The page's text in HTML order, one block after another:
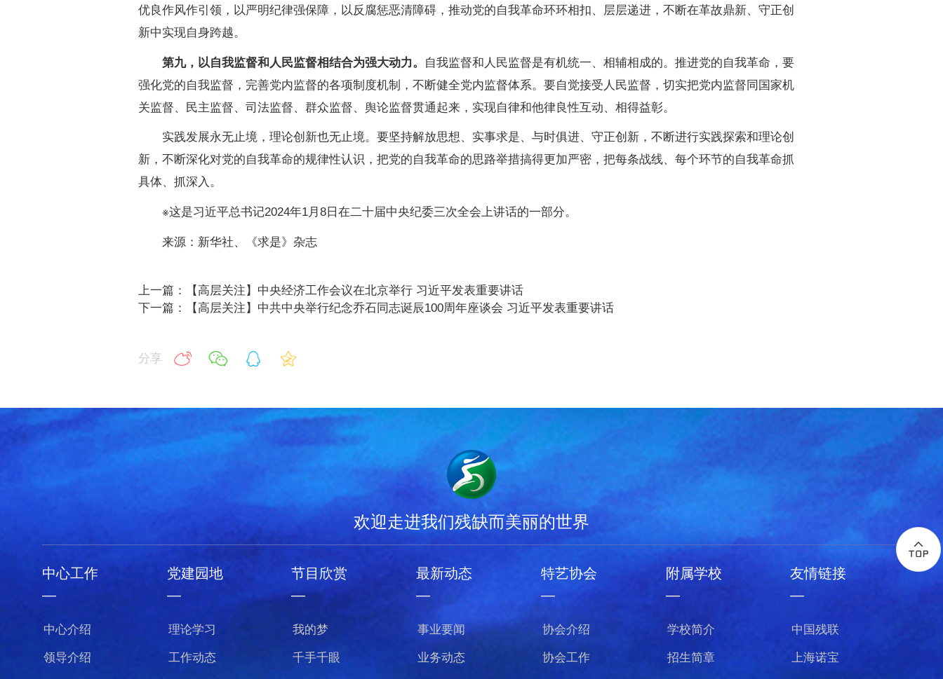
优良作风作引领，以严明纪律强保障，以反腐惩恶清障碍，推动党的自我革命环环相扣、层层递进，不断在革故鼎新、守正创
新中实现自身跨越。
第九，以自我监督和人民监督相结合为强大动力。
自我监督和人民监督是有机统一、相辅相成的。推进党的自我革命，要
强化党的自我监督，完善党内监督的各项制度机制，不断健全党内监督体系。要自觉接受人民监督，切实把党内监督同国家机
关监督、民主监督、司法监督、群众监督、舆论监督贯通起来，实现自律和他律良性互动、相得益彰。
实践发展永无止境，理论创新也无止境。要坚持解放思想、实事求是、与时俱进、守正创新，不断进行实践探索和理论创
新，不断深化对党的自我革命的规律性认识，把党的自我革命的思路举措搞得更加严密，把每条战线、每个环节的自我革命抓
具体、抓深入。
※这是习近平总书记2024年1月8日在二十届中央纪委三次全会上讲话的一部分。
来源：新华社、《求是》杂志
上一篇：【高层关注】中央经济工作会议在北京举行 习近平发表重要讲话
下一篇：【高层关注】中共中央举行纪念乔石同志诞辰100周年座谈会 习近平发表重要讲话
分享
欢迎走进我们残缺而美丽的世界
中心工作
—
中心介绍
领导介绍
党建园地
—
理论学习
工作动态
节目欣赏
—
我的梦
千手千眼
最新动态
—
事业要闻
业务动态
特艺协会
—
协会介绍
协会工作
附属学校
—
学校简介
招生简章
友情链接
—
中国残联
上海诺宝